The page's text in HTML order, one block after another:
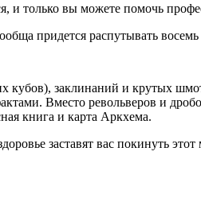
и только вы можете помочь
придется распутывать
заклинаний и крутых
Вместо револьверов и
книга и карта Аркхема.
заставят вас покинуть этот